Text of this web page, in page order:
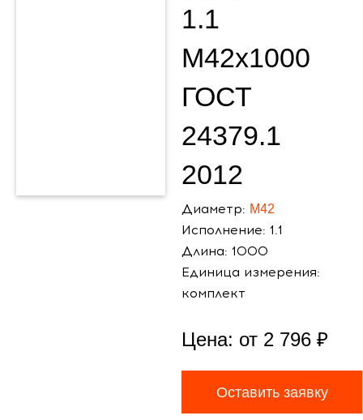
1.1
М42х1000
ГОСТ
24379.1
2012
Диаметр: М42
Исполнение: 1.1
Длина: 1000
Единица измерения:
комплект
Цена: от 2 796 ₽
Оставить заявку